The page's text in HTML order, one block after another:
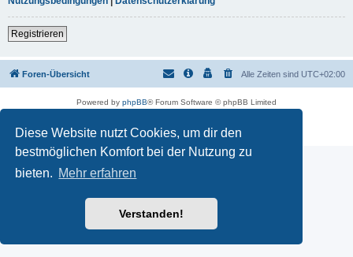
Diese Website nutzt Cookies, um dir den
bestmöglichen Komfort bei der Nutzung zu
bieten. Mehr erfahren
Verstanden!
Registrieren
Foren-Übersicht Alle Zeiten sind UTC+02:00
Powered by phpBB® Forum Software © phpBB Limited
Datenschutz|Nutzungsbedingungen